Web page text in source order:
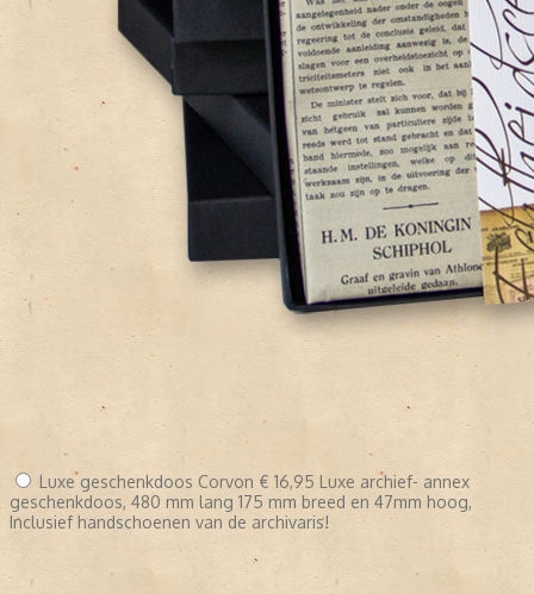
Luxe geschenkdoos Corvon € 16,95 Luxe archief- annex
geschenkdoos, 480 mm lang 175 mm breed en 47mm hoog,
Inclusief handschoenen van de archivaris!